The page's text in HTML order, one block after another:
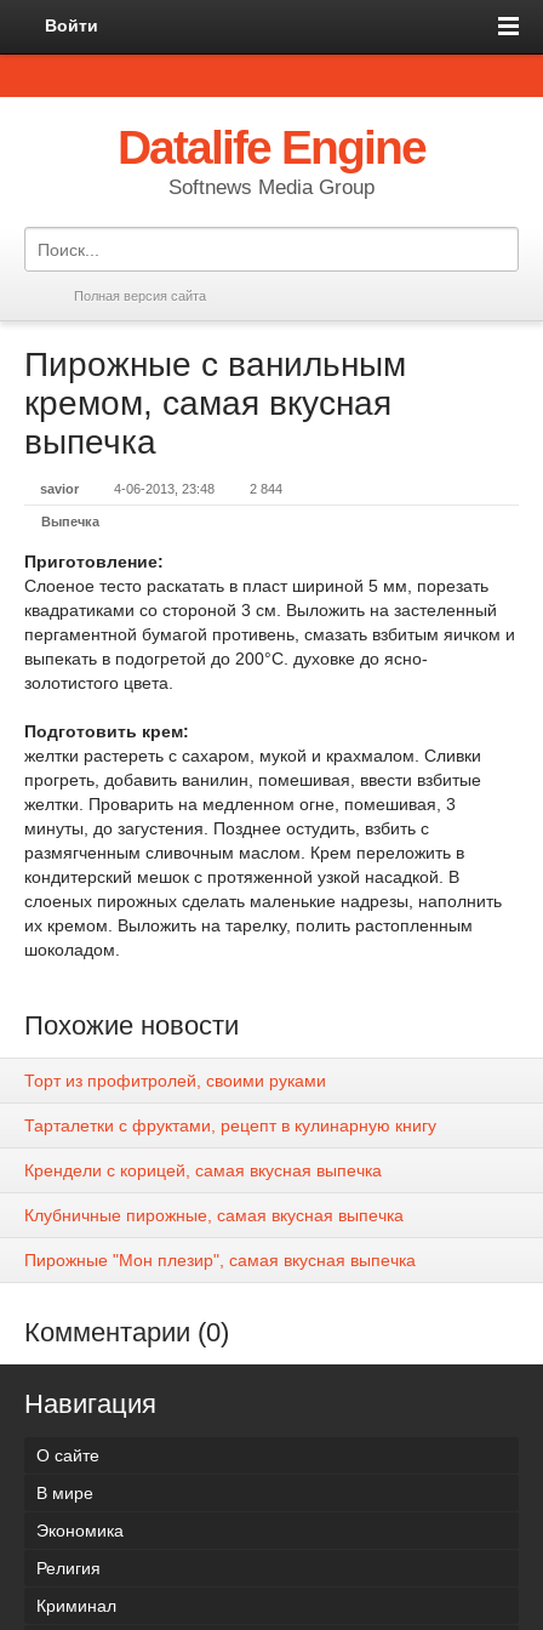
Войти
Datalife Engine
Softnews Media Group
Полная версия сайта
Пирожные с ванильным
кремом, самая вкусная
выпечка
savior 4-06-2013, 23:48 2 844
Выпечка
Приготовление:
Слоеное тесто раскатать в пласт шириной 5 мм, порезать
квадратиками со стороной 3 см. Выложить на застеленный
пергаментной бумагой противень, смазать взбитым яичком и
выпекать в подогретой до 200°С. духовке до ясно-
золотистого цвета.
Подготовить крем:
желтки растереть с сахаром, мукой и крахмалом. Сливки
прогреть, добавить ванилин, помешивая, ввести взбитые
желтки. Проварить на медленном огне, помешивая, 3
минуты, до загустения. Позднее остудить, взбить с
размягченным сливочным маслом. Крем переложить в
кондитерский мешок с протяженной узкой насадкой. В
слоеных пирожных сделать маленькие надрезы, наполнить
их кремом. Выложить на тарелку, полить растопленным
шоколадом.
Похожие новости
Торт из профитролей, своими руками
Тарталетки с фруктами, рецепт в кулинарную книгу
Крендели с корицей, самая вкусная выпечка
Клубничные пирожные, самая вкусная выпечка
Пирожные "Мон плезир", самая вкусная выпечка
Комментарии (0)
Навигация
О сайте
В мире
Экономика
Религия
Криминал